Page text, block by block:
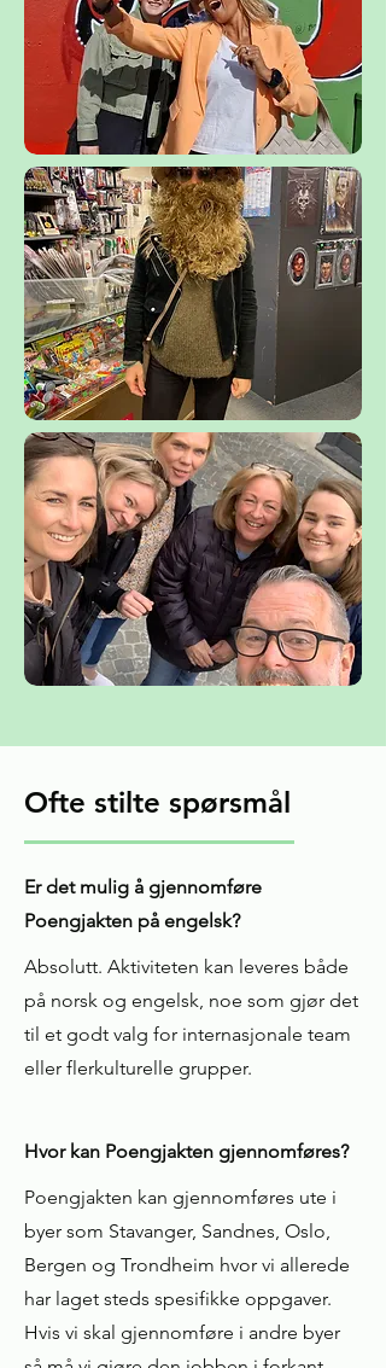
Ofte stilte spørsmål
Er det mulig å gjennomføre
Poengjakten på engelsk?
Absolutt. Aktiviteten kan leveres både
på norsk og engelsk, noe som gjør det
til et godt valg for internasjonale team
eller flerkulturelle grupper.
Hvor kan Poengjakten gjennomføres?
Poengjakten kan gjennomføres ute i
byer som Stavanger, Sandnes, Oslo,
Bergen og Trondheim hvor vi allerede
har laget steds spesifikke oppgaver.
Hvis vi skal gjennomføre i andre byer